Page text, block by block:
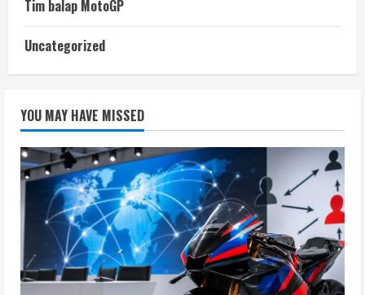
Tim balap MotoGP
Uncategorized
YOU MAY HAVE MISSED